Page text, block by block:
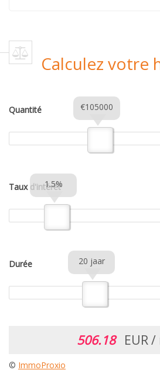
Calculez votre
Quantité €105000
Taux d'intérêt
1.5%
Durée 20 jaar
506.18 EUR
© ImmoProxio